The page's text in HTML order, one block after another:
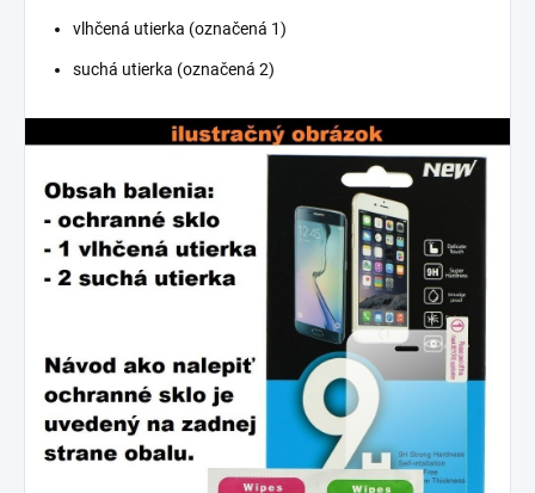
vlhčená utierka (označená 1)
suchá utierka (označená 2)